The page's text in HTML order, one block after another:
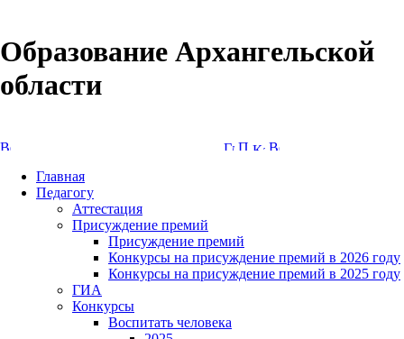
Образование Архангельской
области
Главная
Педагогу
Аттестация
Присуждение премий
Присуждение премий
Конкурсы на присуждение премий в 2026 году
Конкурсы на присуждение премий в 2025 году
ГИА
Конкурсы
Воспитать человека